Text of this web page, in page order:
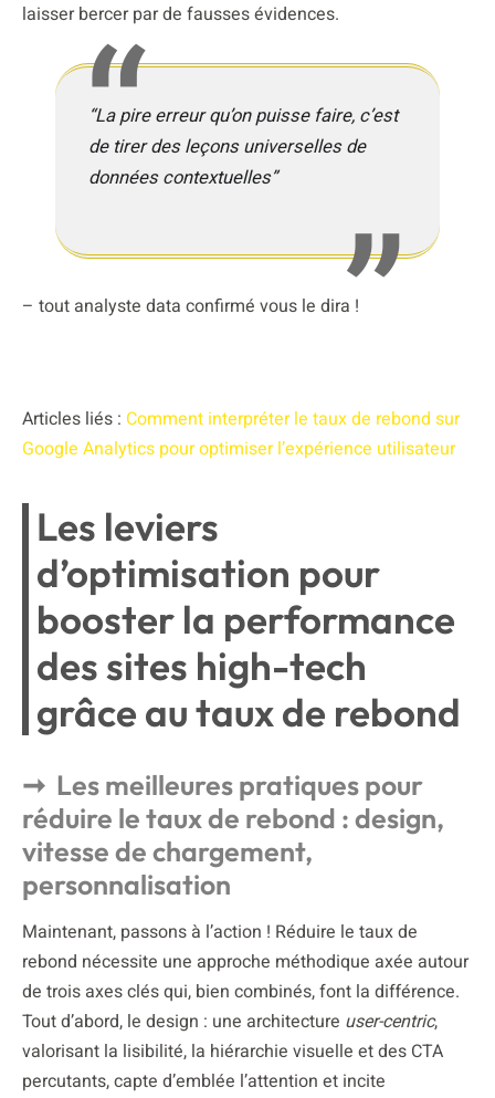
laisser bercer par de fausses évidences.
“La pire erreur qu’on puisse faire, c’est
de tirer des leçons universelles de
données contextuelles”
– tout analyste data confirmé vous le dira !
Articles liés : Comment interpréter le taux de rebond sur
Google Analytics pour optimiser l’expérience utilisateur
Les leviers
d’optimisation pour
booster la performance
des sites high-tech
grâce au taux de rebond
Les meilleures pratiques pour
réduire le taux de rebond : design,
vitesse de chargement,
personnalisation
Maintenant, passons à l’action ! Réduire le taux de
rebond nécessite une approche méthodique axée autour
de trois axes clés qui, bien combinés, font la différence.
Tout d’abord, le design : une architecture user-centric,
valorisant la lisibilité, la hiérarchie visuelle et des CTA
percutants, capte d’emblée l’attention et incite